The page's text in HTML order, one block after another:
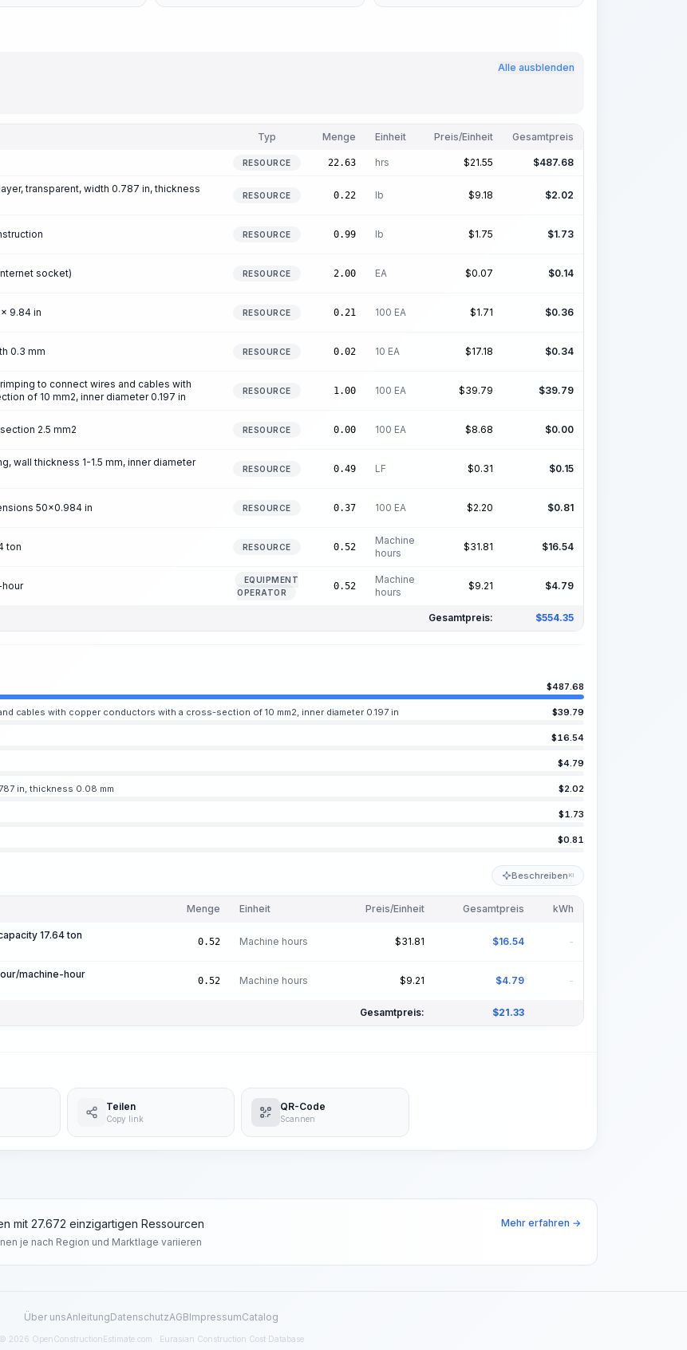
Alle ausblenden
Typ Menge Einheit Preis/Einheit Gesamtpreis
RESOURCE 22.63 hrs $21.55 $487.68
transparent, width 0.787 in, thickness
RESOURCE 0.22 lb $9.18 $2.02
RESOURCE 0.99 lb $1.75 $1.73
socket) RESOURCE 2.00 EA $0.07 $0.14
9.84 in RESOURCE 0.21 100 EA $1.71 $0.36
0.3 mm RESOURCE 0.02 10 EA $17.18 $0.34
to connect wires and cables with
of 10 mm2, inner diameter 0.197 in
RESOURCE 1.00 100 EA $39.79 $39.79
2.5 mm2 RESOURCE 0.00 100 EA $8.68 $0.00
wall thickness 1-1.5 mm, inner diameter
RESOURCE 0.49 LF $0.31 $0.15
50x0.984 in RESOURCE 0.37 100 EA $2.20 $0.81
ton RESOURCE 0.52
Machine
hours
$31.81 $16.54
EQUIPMENT
OPERATOR
0.52
Machine
hours
$9.21 $4.79
Gesamtpreis: $554.35
$487.68
cables with copper conductors with a cross-section of 10 mm2, inner diameter 0.197 in $39.79
$16.54
$4.79
in, thickness 0.08 mm $2.02
$1.73
$0.81
Beschreiben KI
Menge Einheit Preis/Einheit Gesamtpreis kWh
17.64 ton
0.52 Machine hours $31.81 $16.54 -
machine-hour
0.52 Machine hours $9.21 $4.79 -
Gesamtpreis: $21.33
Teilen
Copy link
QR-Code
Scannen
mit 27.672 einzigartigen Ressourcen
je nach Region und Marktlage variieren
Mehr erfahren →
Über unsAnleitungDatenschutzAGBImpressumCatalog
© 2026 OpenConstructionEstimate.com · Eurasian Construction Cost Database